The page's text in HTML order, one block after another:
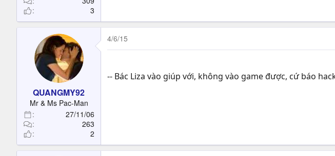
3
QUANGMY92
Mr & Ms Pac-Man
27/11/06
263
2
4/6/15
-- Bác Liza vào giúp với, không vào game được, cứ báo